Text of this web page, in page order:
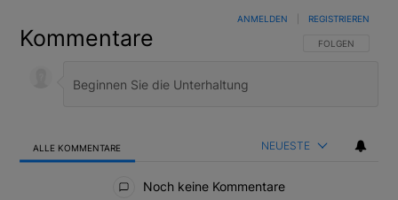
Kommentare FOLGE DIESER
FOLGEN
ANMELDEN REGISTRIEREN
ALLE KOMMENTARE NEUESTE
Noch keine Kommentare